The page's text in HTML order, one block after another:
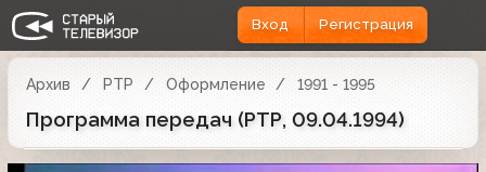
Вход Регистрация
Архив РТР Оформление 1991 - 1995
Программа передач (РТР, 09.04.1994)